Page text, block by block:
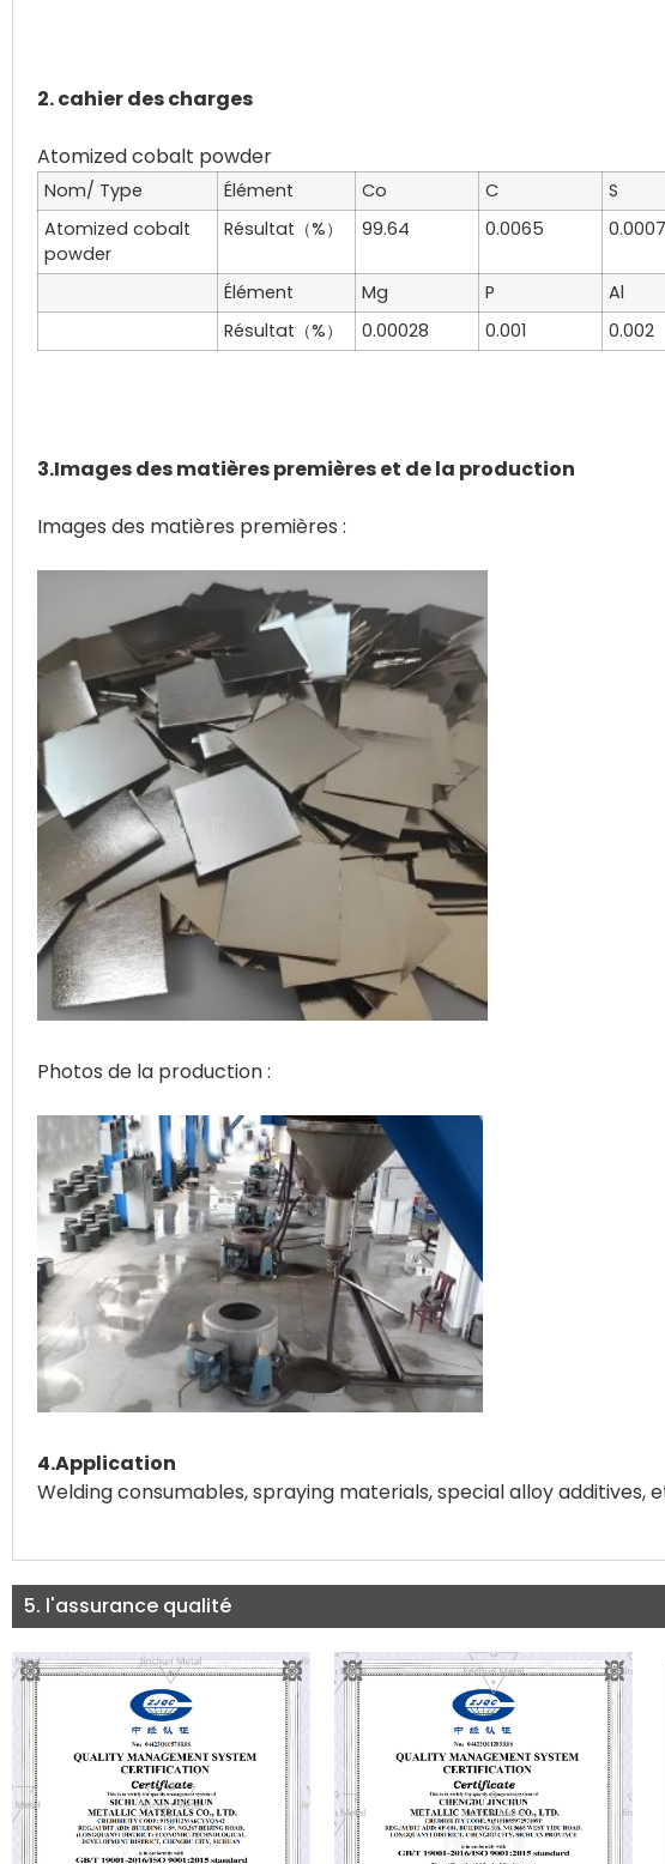
2. cahier des charges
Nom/ Type Élément Co C S
Atomized cobalt
powder
Résultat（%） 99.64 0.0065
Élément Mg P Al
Résultat（%）
0.00028 0.001 0.002
3.Images des matières premières et de la production
Images des matières premières :
Photos de la production :
4.Application
Welding consumables, spraying materials, special alloy additives,
5. l'assurance qualité